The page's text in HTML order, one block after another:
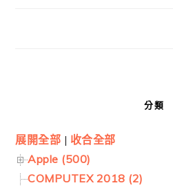
分類
展開全部 | 收合全部
Apple (500)
COMPUTEX 2018 (2)